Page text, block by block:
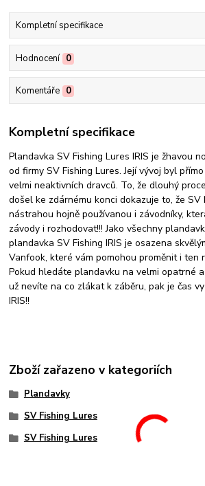
Kompletní specifikace
Hodnocení 0
Komentáře 0
Kompletní specifikace
Plandavka SV Fishing Lures IRIS je žhavou
od firmy SV Fishing Lures. Její vývoj byl
velmi neaktivních dravců. To, že dlouhý
došel ke zdárnému konci dokazuje to, že SV
nástrahou hojně používanou i závodníky,
závody i rozhodovat!!! Jako všechny
plandavka SV Fishing IRIS je osazena
Vanfook, které vám pomohou proměnit i ten
Pokud hledáte plandavku na velmi opatrné
už nevíte na co zlákat k záběru, pak je čas
IRIS!!
Zboží zařazeno v kategoriích
Plandavky
SV Fishing Lures
SV Fishing Lures